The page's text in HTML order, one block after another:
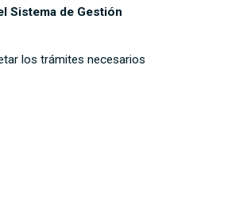
Sistema de Gestión
los trámites necesarios